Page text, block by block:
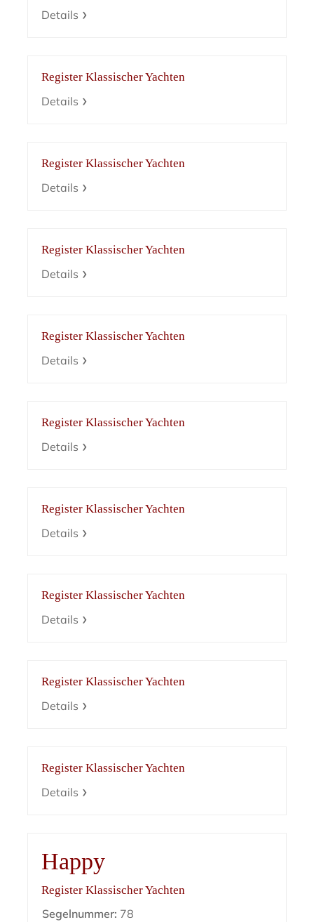
Details
Register Klassischer Yachten
Details
Register Klassischer Yachten
Details
Register Klassischer Yachten
Details
Register Klassischer Yachten
Details
Register Klassischer Yachten
Details
Register Klassischer Yachten
Details
Register Klassischer Yachten
Details
Register Klassischer Yachten
Details
Register Klassischer Yachten
Details
Happy
Register Klassischer Yachten
Segelnummer: 78